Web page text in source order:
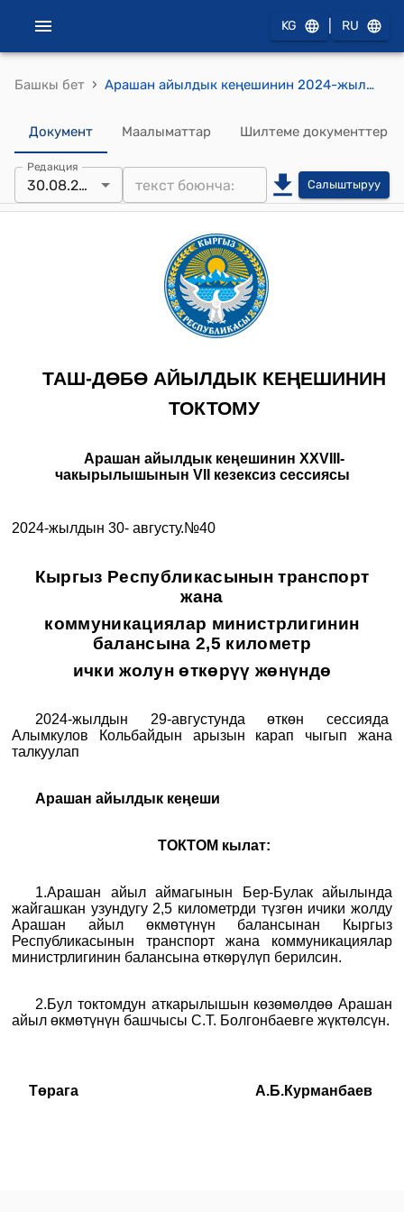
KG RU
Башкы бет › Арашан айылдык кеңешинин 2024-жылдын 30- августундагы № 40 " Кыргыз Республикасынын транспорт жана коммуникациялар министрлигинин балансына 2,5 километр ички жолун өткөрүү жөнүндө" токтому
Документ Маалыматтар Шилтеме документтер
Редакция
30.08.2024 Салыштыруу